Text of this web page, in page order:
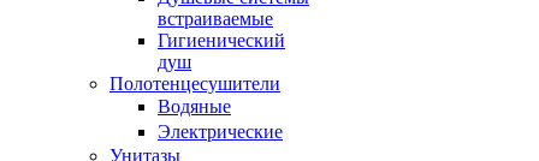
встраиваемые
Гигиенический
душ
Полотенцесушители
ㅤВодяные
ㅤЭлектрические
Унитазы